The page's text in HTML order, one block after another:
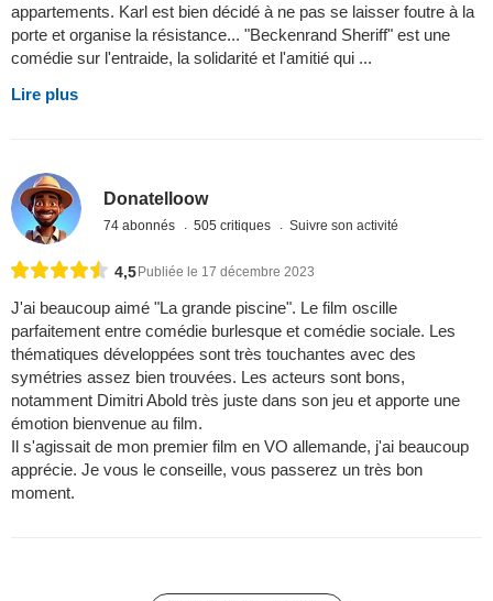
appartements. Karl est bien décidé à ne pas se laisser foutre à la
porte et organise la résistance... "Beckenrand Sheriff" est une
comédie sur l'entraide, la solidarité et l'amitié qui ...
Lire plus
Donatelloow
74 abonnés 505 critiques Suivre son activité
4,5Publiée le 17 décembre 2023
J'ai beaucoup aimé "La grande piscine". Le film oscille
parfaitement entre comédie burlesque et comédie sociale. Les
thématiques développées sont très touchantes avec des
symétries assez bien trouvées. Les acteurs sont bons,
notamment Dimitri Abold très juste dans son jeu et apporte une
émotion bienvenue au film.
Il s'agissait de mon premier film en VO allemande, j'ai beaucoup
apprécie. Je vous le conseille, vous passerez un très bon
moment.